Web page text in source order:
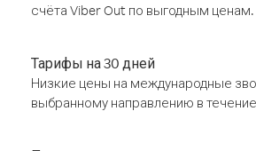
счёта Viber Out по выгодным ценам.
Тарифы на 30 дней
Низкие цены на международные
выбранному направлению в